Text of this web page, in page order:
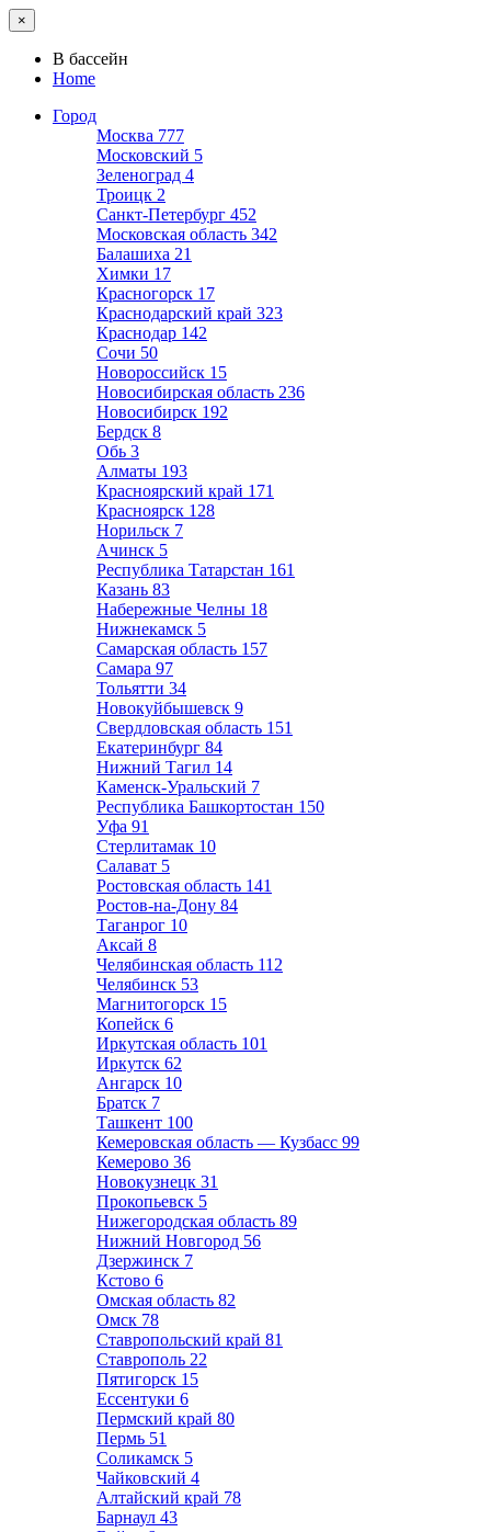
×
В бассейн
Home
Город
Москва 777
Московский 5
Зеленоград 4
Троицк 2
Санкт-Петербург 452
Московская область 342
Балашиха 21
Химки 17
Красногорск 17
Краснодарский край 323
Краснодар 142
Сочи 50
Новороссийск 15
Новосибирская область 236
Новосибирск 192
Бердск 8
Обь 3
Алматы 193
Красноярский край 171
Красноярск 128
Норильск 7
Ачинск 5
Республика Татарстан 161
Казань 83
Набережные Челны 18
Нижнекамск 5
Самарская область 157
Самара 97
Тольятти 34
Новокуйбышевск 9
Свердловская область 151
Екатеринбург 84
Нижний Тагил 14
Каменск-Уральский 7
Республика Башкортостан 150
Уфа 91
Стерлитамак 10
Салават 5
Ростовская область 141
Ростов-на-Дону 84
Таганрог 10
Аксай 8
Челябинская область 112
Челябинск 53
Магнитогорск 15
Копейск 6
Иркутская область 101
Иркутск 62
Ангарск 10
Братск 7
Ташкент 100
Кемеровская область — Кузбасс 99
Кемерово 36
Новокузнецк 31
Прокопьевск 5
Нижегородская область 89
Нижний Новгород 56
Дзержинск 7
Кстово 6
Омская область 82
Омск 78
Ставропольский край 81
Ставрополь 22
Пятигорск 15
Ессентуки 6
Пермский край 80
Пермь 51
Соликамск 5
Чайковский 4
Алтайский край 78
Барнаул 43